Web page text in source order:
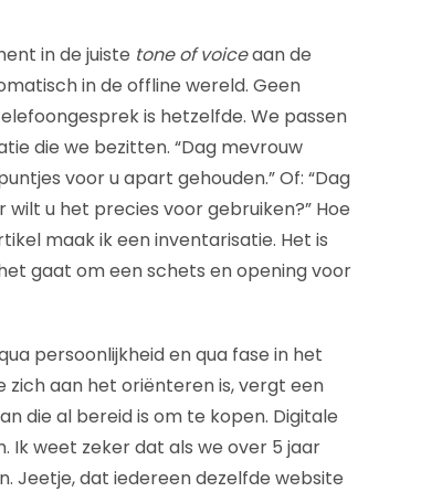
in de juiste tone of voiceaan de
in de offline wereld. Geen
is hetzelfde. We passen
die we bezitten. “Dag mevrouw
voor u apart gehouden.” Of: “Dag
u het precies voor gebruiken?” Hoe
maak ik een inventarisatie. Het is
gaat om een schets en opening voor
persoonlijkheid en qua fase in het
zich aan het oriënteren is, vergt een
die al bereid is om te kopen. Digitale
Ik weet zeker dat als we over 5 jaar
Jeetje, dat iedereen dezelfde website